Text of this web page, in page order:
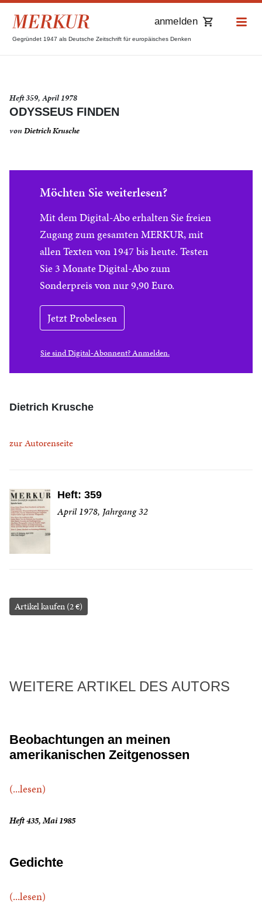
Gegründet 1947 als Deutsche Zeitschrift für europäisches Denken
anmelden
Heft 359, April 1978
ODYSSEUS FINDEN
vonDietrich Krusche
Möchten Sie weiterlesen?
Mit dem Digital-Abo erhalten Sie freien
Zugang zum gesamten MERKUR, mit
allen Texten von 1947 bis heute. Testen
Sie 3 Monate Digital-Abo zum
Sonderpreis von nur 9,90 Euro.
Jetzt Probelesen
Sie sind Digital-Abonnent? Anmelden.
Dietrich Krusche
zur Autorenseite
Heft: 359
April 1978, Jahrgang 32
Artikel kaufen (2 €)
WEITERE ARTIKEL DES AUTORS
Beobachtungen an meinen
amerikanischen Zeitgenossen
(...lesen)
Heft 435, Mai 1985
Gedichte
(...lesen)